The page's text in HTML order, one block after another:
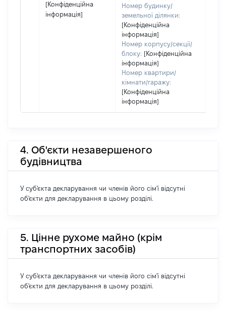
[Конфіденційна
інформація]
Номер будинку/
земельної ділянки:
[Конфіденційна
інформація]
Номер корпусу/секції/
блоку: [Конфіденційна
інформація]
Номер квартири/
кімнати/гаражу:
[Конфіденційна
інформація]
4. Об'єкти незавершеного
будівництва
У суб'єкта декларування чи членів його сім'ї відсутні
об'єкти для декларування в цьому розділі.
5. Цінне рухоме майно (крім
транспортних засобів)
У суб'єкта декларування чи членів його сім'ї відсутні
об'єкти для декларування в цьому розділі.